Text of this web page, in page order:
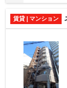
賃貸 | マンション